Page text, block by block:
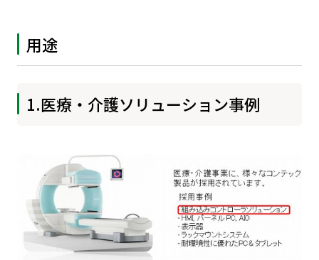
用途
1.医療・介護ソリューション事例